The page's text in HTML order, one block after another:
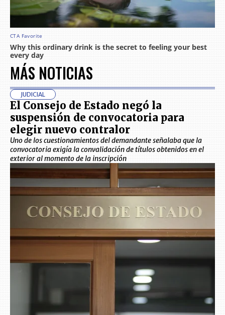
MÁS NOTICIAS
JUDICIAL
El Consejo de Estado negó la
suspensión de convocatoria para
elegir nuevo contralor
Uno de los cuestionamientos del demandante señalaba que la
convocatoria exigía la convalidación de títulos obtenidos en el
exterior al momento de la inscripción